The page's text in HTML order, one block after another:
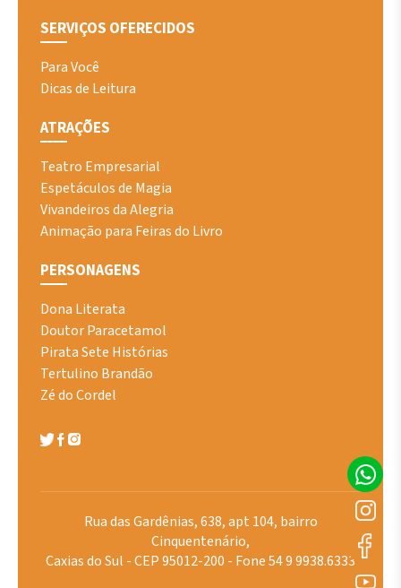
SERVIÇOS OFERECIDOS
Para Você
Dicas de Leitura
ATRAÇÕES
Teatro Empresarial
Espetáculos de Magia
Vivandeiros da Alegria
Animação para Feiras do Livro
PERSONAGENS
Dona Literata
Doutor Paracetamol
Pirata Sete Histórias
Tertulino Brandão
Zé do Cordel
Rua das Gardênias, 638, apt 104, bairro
Cinquentenário,
Caxias do Sul - CEP 95012-200 - Fone 54 9 9938.6333